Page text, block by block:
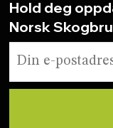
Hold deg
Norsk